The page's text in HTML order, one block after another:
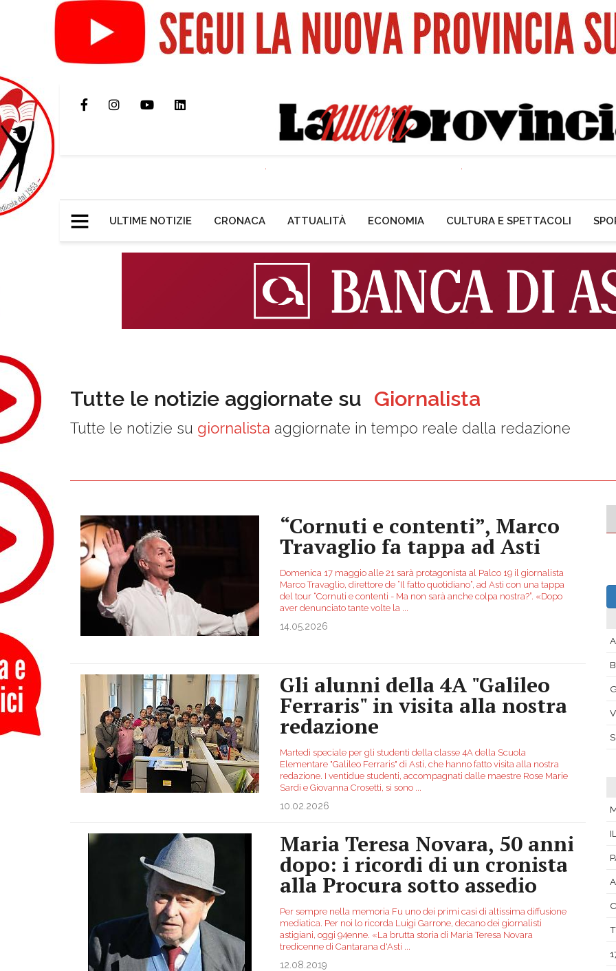
ULTIME NOTIZIE CRONACA ATTUALITÀ ECONOMIA CULTURA E SPETTACOLI
Tutte le notizie aggiornate su Giornalista
Tutte le notizie su giornalista aggiornate in tempo reale dalla redazione
“Cornuti e contenti”, Marco
Travaglio fa tappa ad Asti
Domenica 17 maggio alle 21 sarà protagonista al Palco 19 il giornalista
Marco Travaglio, direttore de “Il fatto quotidiano”, ad Asti con una tappa
del tour “Cornuti e contenti - Ma non sarà anche colpa nostra?”. «Dopo
aver denunciato tante volte la
14.05.2026
Gli alunni della 4A "Galileo
Ferraris" in visita alla nostra
redazione
Martedì speciale per gli studenti della classe 4A della Scuola
Elementare "Galileo Ferraris" di Asti, che hanno fatto visita alla nostra
redazione. I ventidue studenti, accompagnati dalle maestre Rose Marie
Sardi e Giovanna Crosetti, si sono
10.02.2026
Maria Teresa Novara, 50 anni
dopo: i ricordi di un cronista
alla Procura sotto assedio
Per sempre nella memoria Fu uno dei primi casi di altissima diffusione
mediatica. Per noi lo ricorda Luigi Garrone, decano dei giornalisti
astigiani, oggi 94enne. «La brutta storia di Maria Teresa Novara
tredicenne di Cantarana d'Asti
12.08.2019